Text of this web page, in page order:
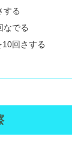
する
でる
回さする